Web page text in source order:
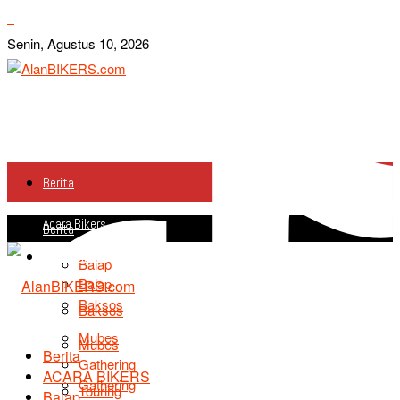
Senin, Agustus 10, 2026
Berita
Acara Bikers
Balap
Baksos
Mubes
Gathering
Berita
Acara Bikers
Balap
Baksos
Mubes
Gathering
Touring
Berita
ACARA BIKERS